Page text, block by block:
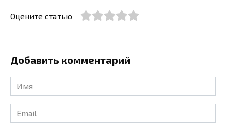
Оцените статью
Добавить комментарий
Имя
*
Email
*